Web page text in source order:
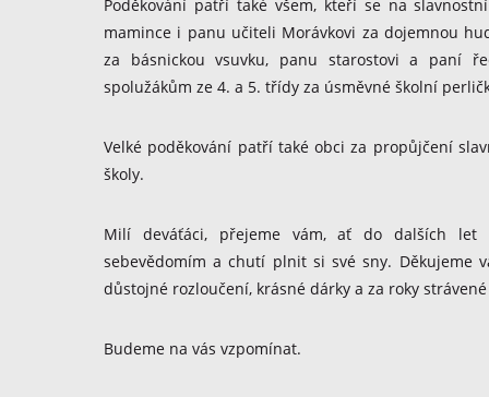
Poděkování patří také všem, kteří se na
mamince i panu učiteli Morávkovi za dojemnou
za básnickou vsuvku, panu starostovi a paní
spolužákům ze 4. a 5. třídy za úsměvné školní
Velké poděkování patří také obci za propůjčení
školy.
Milí deváťáci, přejeme vám, ať do dalších let
sebevědomím a chutí plnit si své sny. Děkujeme
důstojné rozloučení, krásné dárky a za roky
Budeme na vás vzpomínat.